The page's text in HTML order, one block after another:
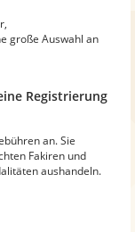
große Auswahl an
Registrierung
an. Sie
Fakiren und
aushandeln.